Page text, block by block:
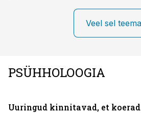
Veel sel
PSÜHHOLOOGIA
Uuringud kinnitavad, et